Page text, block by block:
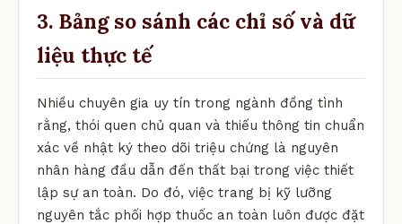
3. Bảng so sánh các chỉ số và dữ
liệu thực tế
Nhiều chuyên gia uy tín trong ngành đồng tình
rằng, thói quen chủ quan và thiếu thông tin chuẩn
xác về nhật ký theo dõi triệu chứng là nguyên
nhân hàng đầu dẫn đến thất bại trong việc thiết
lập sự an toàn. Do đó, việc trang bị kỹ lưỡng
nguyên tắc phối hợp thuốc an toàn luôn được đặt